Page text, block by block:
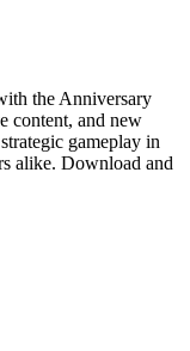
the Anniversary
content, and new
gameplay in
alike. Download and